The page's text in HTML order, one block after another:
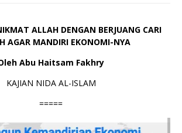
ALLAH DENGAN BERJUANG CARI
AGAR MANDIRI EKONOMI-NYA
Abu Haitsam Fakhry
KAJIAN NIDA AL-ISLAM
=====